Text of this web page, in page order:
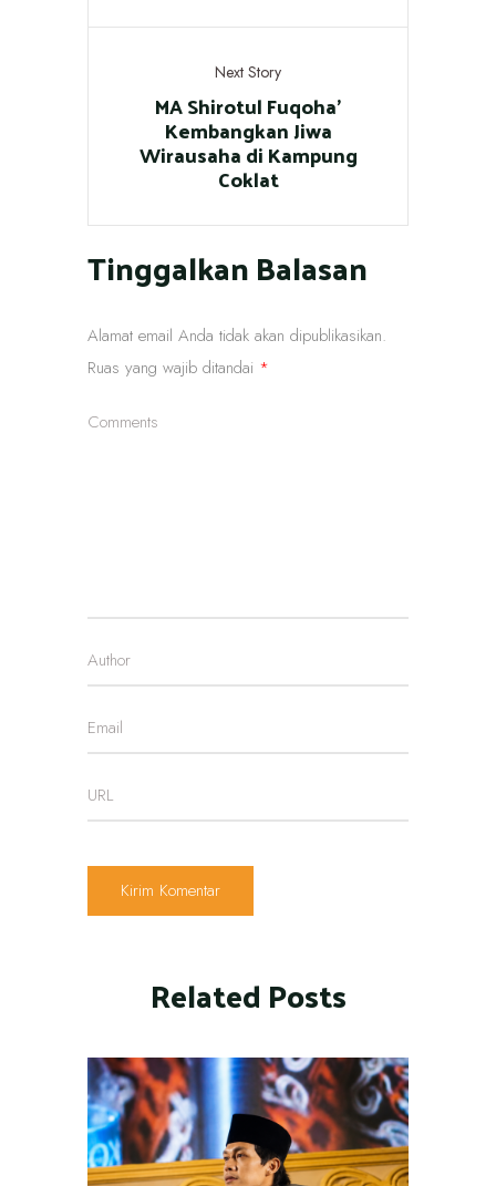
Next Story
MA Shirotul Fuqoha’
Kembangkan Jiwa
Wirausaha di Kampung
Coklat
Tinggalkan Balasan
Alamat email Anda tidak akan dipublikasikan.
Ruas yang wajib ditandai *
Related Posts